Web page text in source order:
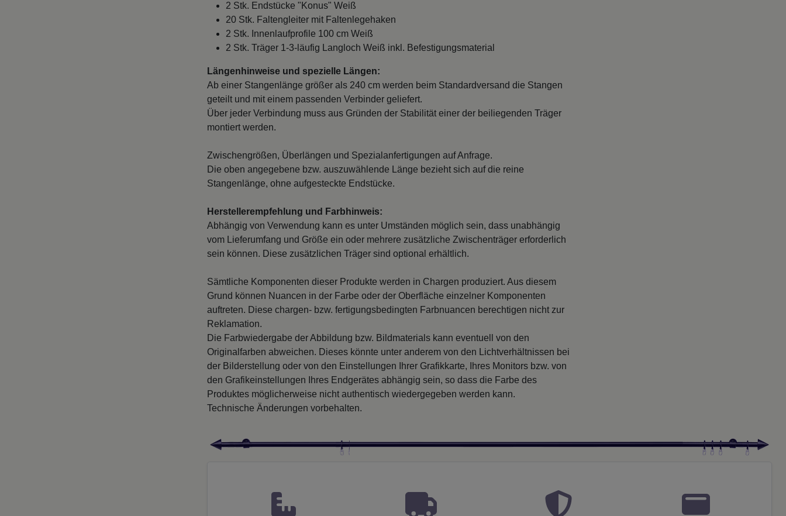
2 Stk. Endstücke "Konus" Weiß
20 Stk. Faltengleiter mit Faltenlegehaken
2 Stk. Innenlaufprofile 100 cm Weiß
2 Stk. Träger 1-3-läufig Langloch Weiß inkl. Befestigungsmaterial
Längenhinweise und spezielle Längen:
Ab einer Stangenlänge größer als 240 cm werden beim Standardversand die Stangen
geteilt und mit einem passenden Verbinder geliefert.
Über jeder Verbindung muss aus Gründen der Stabilität einer der beiliegenden Träger
montiert werden.
Zwischengrößen, Überlängen und Spezialanfertigungen auf Anfrage.
Die oben angegebene bzw. auszuwählende Länge bezieht sich auf die reine
Stangenlänge, ohne aufgesteckte Endstücke.
Herstellerempfehlung und Farbhinweis:
Abhängig von Verwendung kann es unter Umständen möglich sein, dass unabhängig
vom Lieferumfang und Größe ein oder mehrere zusätzliche Zwischenträger erforderlich
sein können. Diese zusätzlichen Träger sind optional erhältlich.
Sämtliche Komponenten dieser Produkte werden in Chargen produziert. Aus diesem
Grund können Nuancen in der Farbe oder der Oberfläche einzelner Komponenten
auftreten. Diese chargen- bzw. fertigungsbedingten Farbnuancen berechtigen nicht zur
Reklamation.
Die Farbwiedergabe der Abbildung bzw. Bildmaterials kann eventuell von den
Originalfarben abweichen. Dieses könnte unter anderem von den Lichtverhältnissen bei
der Bilderstellung oder von den Einstellungen Ihrer Grafikkarte, Ihres Monitors bzw. von
den Grafikeinstellungen Ihres Endgerätes abhängig sein, so dass die Farbe des
Produktes möglicherweise nicht authentisch wiedergegeben werden kann.
Technische Änderungen vorbehalten.